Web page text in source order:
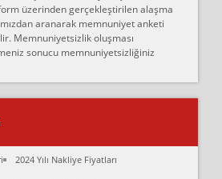
için anlaştım sözleşme yaptım.
tasittim.. bu kişiler ağrılı
asansör kurulmaz dediler
üzerinden gerçekleştirilen alaşma
aranarak memnuniyet anketi
Memnuniyetsizlik oluşması
sonucu memnuniyetsizliğiniz
2024 Yılı Nakliye Fiyatları